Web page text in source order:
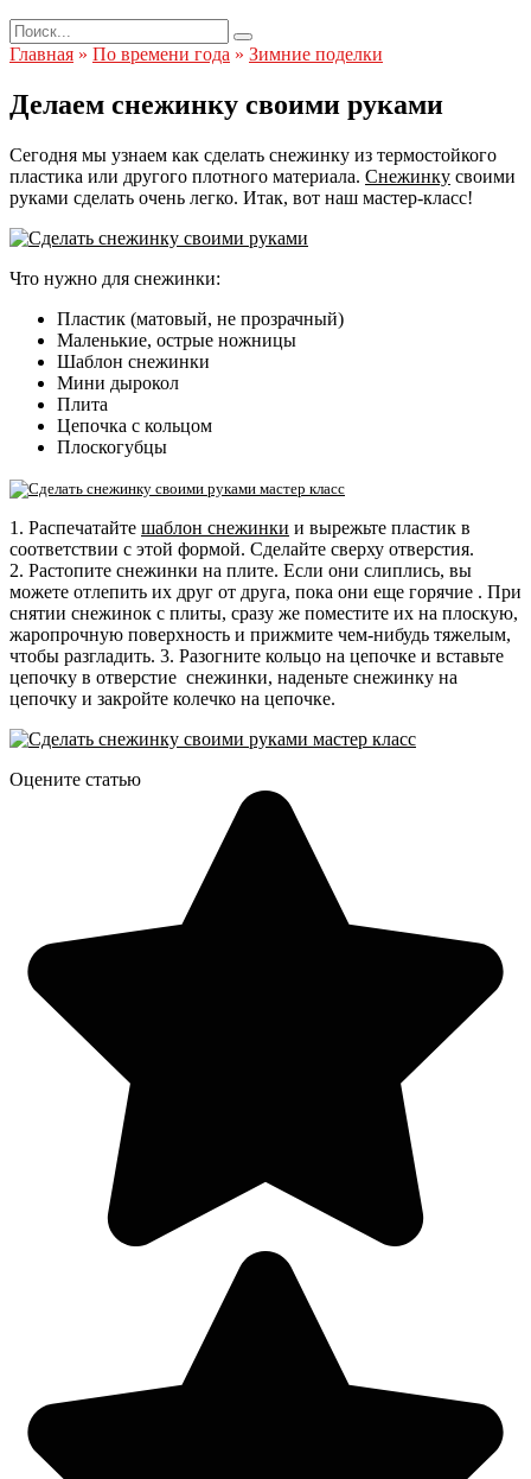
Search
for:
Главная » По времени года » Зимние поделки
Делаем снежинку своими руками
Сегодня мы узнаем как сделать снежинку из термостойкого
пластика или другого плотного материала. Снежинку своими
руками сделать очень легко. Итак, вот наш мастер-класс!
Что нужно для снежинки:
Пластик (матовый, не прозрачный)
Маленькие, острые ножницы
Шаблон снежинки
Мини дырокол
Плита
Цепочка с кольцом
Плоскогубцы
1. Распечатайте шаблон снежинки и вырежьте пластик в
соответствии с этой формой. Сделайте сверху отверстия.
2. Растопите снежинки на плите. Если они слиплись, вы
можете отлепить их друг от друга, пока они еще горячие . При
снятии снежинок с плиты, сразу же поместите их на плоскую,
жаропрочную поверхность и прижмите чем-нибудь тяжелым,
чтобы разгладить. 3. Разогните кольцо на цепочке и вставьте
цепочку в отверстие снежинки, наденьте снежинку на
цепочку и закройте колечко на цепочке.
Оцените статью